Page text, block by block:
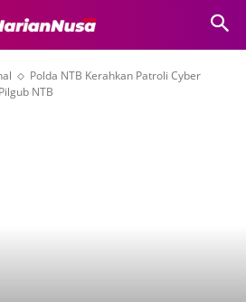
Polda NTB Kerahkan Patroli Cyber
NTB